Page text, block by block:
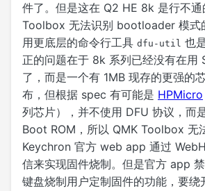
件了。但是这在 Q2 HE 8k 是行不
Toolbox 无法识别 bootloader 模式
用更底层的命令行工具 dfu-util 也
正的问题在于 8k 系列已经没有在用
了，而是一个有 1MB 现存的更强的
布，但根据 spec 有可能是 HPMicro
列芯片），并不使用 DFU 协议，而
Boot ROM，所以 QMK Toolbox 无
Keychron 官方 web app 通过
信来实现固件烧制。但是官方 app
键盘烧制用户定制固件的功能，要绕